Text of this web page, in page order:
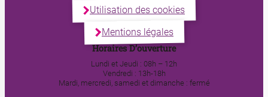
Utilisation des cookies
Mentions légales
Horaires D’ouverture
Lundi et Jeudi : 08h – 12h
Vendredi : 13h-18h
Mardi, mercredi, samedi et dimanche : fermé